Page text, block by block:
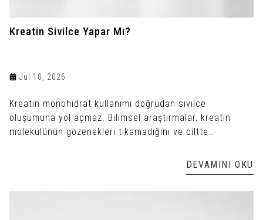
Kreatin Sivilce Yapar Mı?
Jul 10, 2026
Kreatin monohidrat kullanımı doğrudan sivilce
oluşumuna yol açmaz. Bilimsel araştırmalar, kreatin
molekülünün gözenekleri tıkamadığını ve ciltte
DEVAMINI OKU